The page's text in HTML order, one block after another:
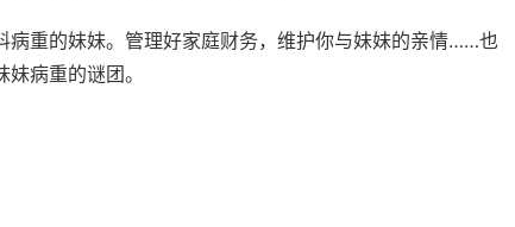
病重的妹妹。管理好家庭财务，维护你与妹妹的亲情……也
病重的谜团。